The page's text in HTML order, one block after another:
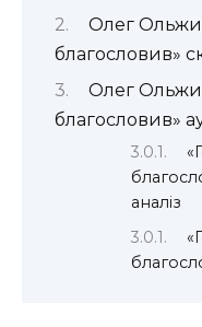
Олег
благословив»
Олег
благословив»
аналіз